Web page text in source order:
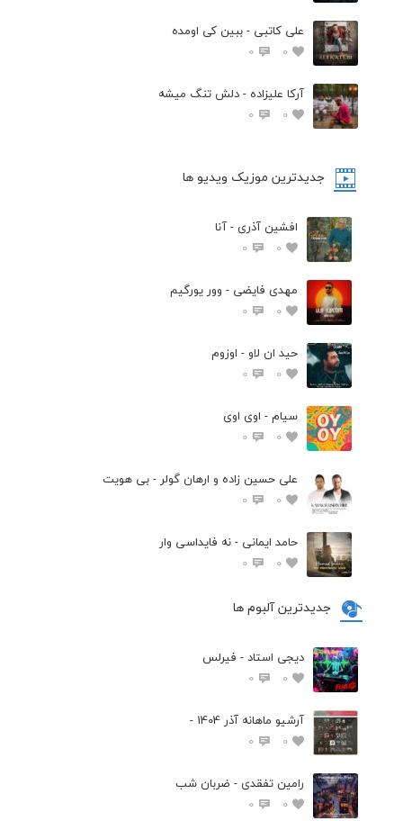
علی کاتبی - ببین کی اومده
0
0
آرکا علیزاده - دلش تنگ میشه
0
0
جدیدترین موزیک ویدیو ها
افشین آذری - آنا
0
0
مهدی فایضی - وور یورگیم
0
0
حید ان لاو - اوزوم
0
0
سیام - اوی اوی
0
0
علی حسین زاده و ارهان گولر - بی هویت
0
0
حامد ایمانی - نه فایداسی وار
0
0
جدیدترین آلبوم ها
دیجی استاد - فیرلس
0
0
آرشیو ماهانه آذر 1404 -
0
0
رامین تفقدی - ضربان شب
0
0